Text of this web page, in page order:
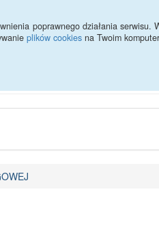
poprawnego działania serwisu.
plików cookies na Twoim